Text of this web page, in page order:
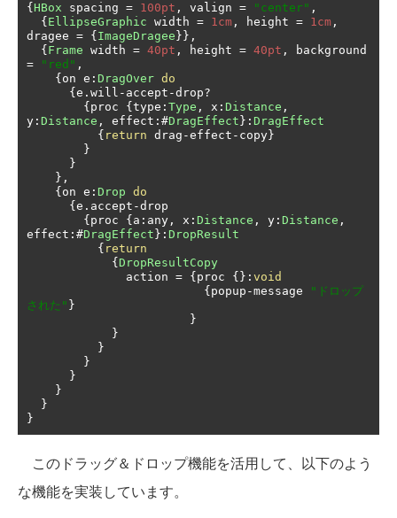
{ HBox spacing = 100pt , valign = "center" ,
{ EllipseGraphic width = 1cm , height = 1cm ,
dragee = { ImageDragee }},
{ Frame width = 40pt , height = 40pt ,
=
"red" ,
{ on e : DragOver do
{ e . will - accept -drop?
{ proc { type : Type , x : Distance ,
y : Distance , effect :#DragEffect }: DragEffect
{ return drag -effect - copy }
}
}
},
{ on e : Drop do
{ e . accept -drop
{ proc { a : any , x : Distance , y : Distance ,
effect :#DragEffect }: DropResult
{ return
{ DropResultCopy
              action
= { proc {}: void
{ popup -message
"ドロップ
された" }
}
}
}
}
}
}
}
}
このドラッグ＆ドロップ機能を活用して、以下のよう
な機能を実装しています。